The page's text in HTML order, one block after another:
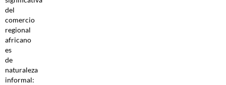
del
comercio
regional
africano
es
de
naturaleza
informal: